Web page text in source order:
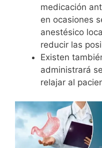
medicación
en ocasiones
anestésico
reducir las
Existen
administrará
relajar al